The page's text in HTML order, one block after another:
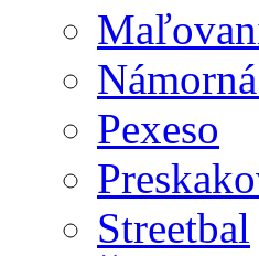
Pexeso
Streetbal